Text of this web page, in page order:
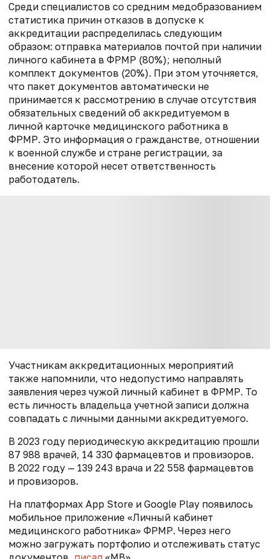
Среди специалистов со средним медобразованием
статистика причин отказов в допуске к
аккредитации распределилась следующим
образом: отправка материалов почтой при наличии
личного кабинета в ФРМР (80%); неполный
комплект документов (20%). При этом уточняется,
что пакет документов автоматически не
принимается к рассмотрению в случае отсутствия
обязательных сведений об аккредитуемом в
личной карточке медицинского работника в
ФРМР. Это информация о гражданстве, отношении
к военной службе и стране регистрации, за
внесение которой несет ответственность
работодатель.
Участникам аккредитационных мероприятий
также напомнили, что недопустимо направлять
заявления через чужой личный кабинет в ФРМР. То
есть личность владельца учетной записи должна
совпадать с личными данными аккредитуемого.
В 2023 году периодическую аккредитацию прошли
87 988 врачей, 14 330 фармацевтов и провизоров.
В 2022 году — 139 243 врача и 22 558 фармацевтов
и провизоров.
На платформах App Store и Google Play появилось
мобильное приложение «Личный кабинет
медицинского работника» ФРМР. Через него
можно загружать портфолио и отслеживать статус